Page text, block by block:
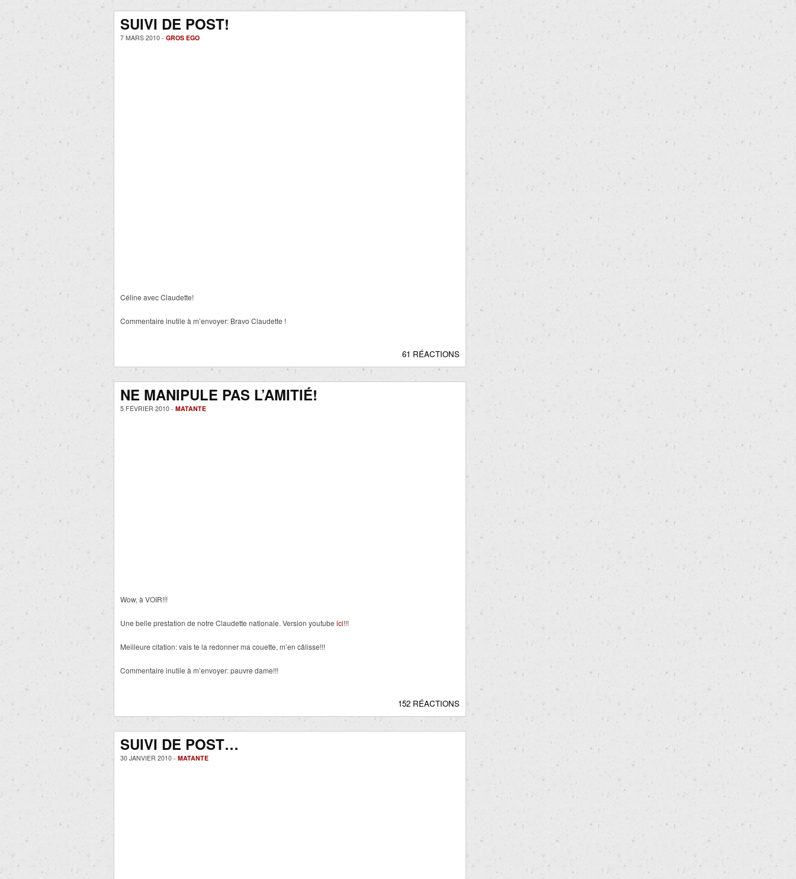
SUIVI DE POST!
7 MARS 2010 - GROS EGO
Céline avec Claudette!
Commentaire inutile à m’envoyer: Bravo Claudette !
61 RÉACTIONS
NE MANIPULE PAS L’AMITIÉ!
5 FÉVRIER 2010 - MATANTE
Wow, à VOIR!!!
Une belle prestation de notre Claudette nationale. Version youtube ici!!!
Meilleure citation: vais te la redonner ma couette, m’en câlisse!!!
Commentaire inutile à m’envoyer: pauvre dame!!!
152 RÉACTIONS
SUIVI DE POST…
30 JANVIER 2010 - MATANTE